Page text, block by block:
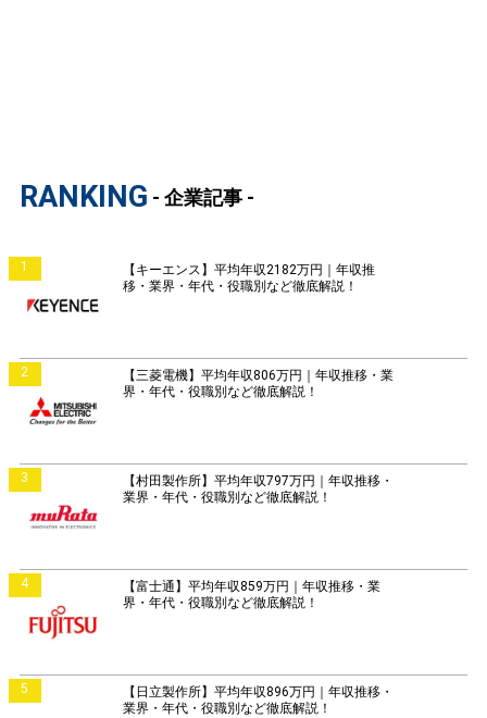
RANKING - 企業記事 -
1
【キーエンス】平均年収2182万円｜年収推
移・業界・年代・役職別など徹底解説！
2
【三菱電機】平均年収806万円｜年収推移・業
界・年代・役職別など徹底解説！
3
【村田製作所】平均年収797万円｜年収推移・
業界・年代・役職別など徹底解説！
4
【富士通】平均年収859万円｜年収推移・業
界・年代・役職別など徹底解説！
5
【日立製作所】平均年収896万円｜年収推移・
業界・年代・役職別など徹底解説！